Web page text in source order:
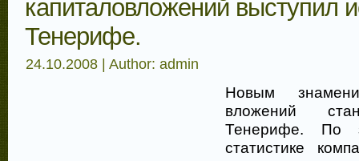
капиталовложений выступил
Тенерифе.
24.10.2008 | Author: admin
Новым
вложений
Тенерифе. По
статистике